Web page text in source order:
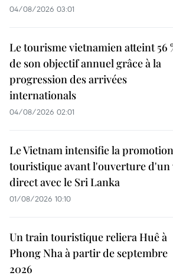
04/08/2026 03:01
Le tourisme vietnamien atteint 56
de son objectif annuel grâce à la
progression des arrivées
internationals
04/08/2026 02:01
Le Vietnam intensifie la promotion
touristique avant l'ouverture d'un
direct avec le Sri Lanka
01/08/2026 10:10
Un train touristique reliera Huê à
Phong Nha à partir de septembre
2026